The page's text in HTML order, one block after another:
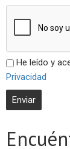
He leído y
Privacidad